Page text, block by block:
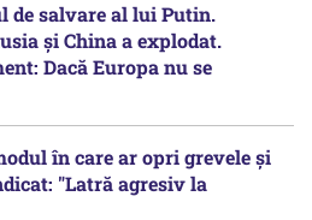
de salvare al lui Putin.
și China a explodat.
Dacă Europa nu se
în care ar opri grevele și
"Latră agresiv la